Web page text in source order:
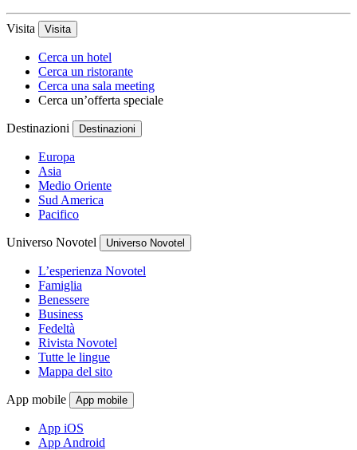
Visita Visita
Cerca un hotel
Cerca un ristorante
Cerca una sala meeting
Cerca un’offerta speciale
Destinazioni Destinazioni
Europa
Asia
Medio Oriente
Sud America
Pacifico
Universo Novotel Universo Novotel
L’esperienza Novotel
Famiglia
Benessere
Business
Fedeltà
Rivista Novotel
Tutte le lingue
Mappa del sito
App mobile App mobile
App iOS
App Android